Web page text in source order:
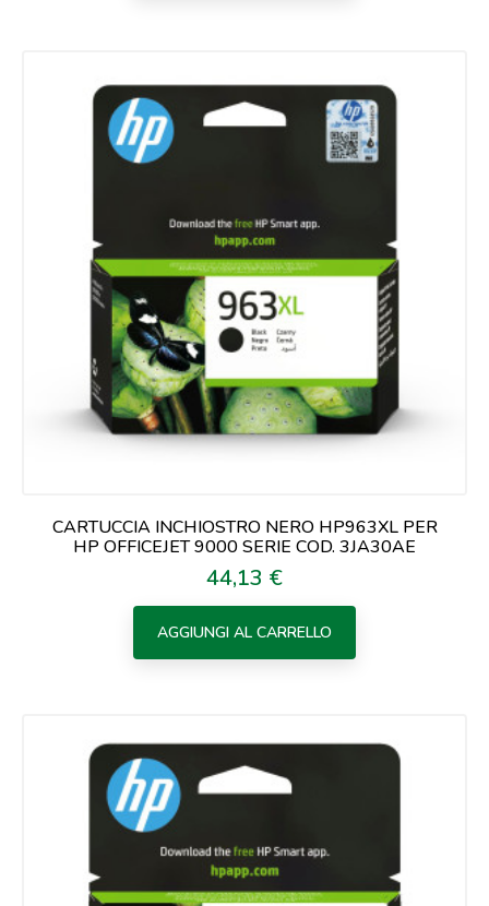
CARTUCCIA INCHIOSTRO NERO HP963XL PER
HP OFFICEJET 9000 SERIE COD. 3JA30AE
Prezzo
44,13 €
AGGIUNGI AL CARRELLO